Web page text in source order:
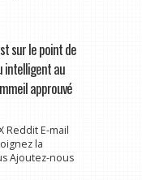
sur le point de
intelligent au
approuvé
Reddit E-mail
la
Ajoutez-nous